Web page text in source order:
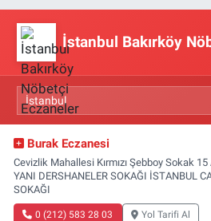
İstanbul Bakırköy
Burak Eczanesi
Cevizlik Mahallesi Kırmızı Şebboy Sokak
YANI DERSHANELER SOKAĞI İSTANBUL
SOKAĞI
0 (212) 583 28 03 Yol Tarifi Al